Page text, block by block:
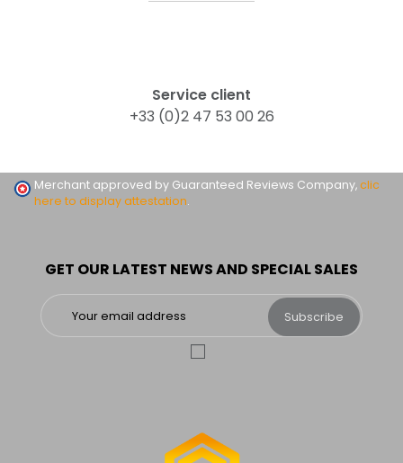
Service client
+33 (0)2 47 53 00 26
GET OUR LATEST NEWS AND SPECIAL SALES
Subscribe
Merchant approved by Guaranteed Reviews Company,clic
here to display attestation.